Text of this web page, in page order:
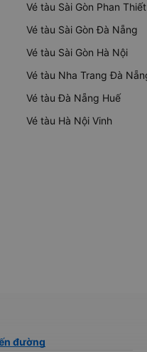
Vé tàu Sài Gòn Phan Thiết
Vé tàu Sài Gòn Đà Nẵng
Vé tàu Sài Gòn Hà Nội
Vé tàu Nha Trang Đà
Vé tàu Đà Nẵng Huế
Vé tàu Hà Nội Vinh
đường